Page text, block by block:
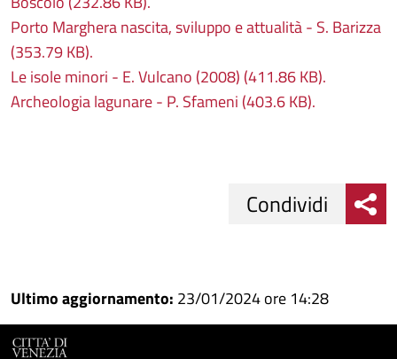
Porto Marghera nascita, sviluppo e attualità - S. Barizza
(353.79 KB).
Le isole minori - E. Vulcano (2008) (411.86 KB).
Archeologia lagunare - P. Sfameni (403.6 KB).
su
Facebook
Condividi
su
Condividi
Condividi
Ultimo aggiornamento: 23/01/2024 ore 14:28